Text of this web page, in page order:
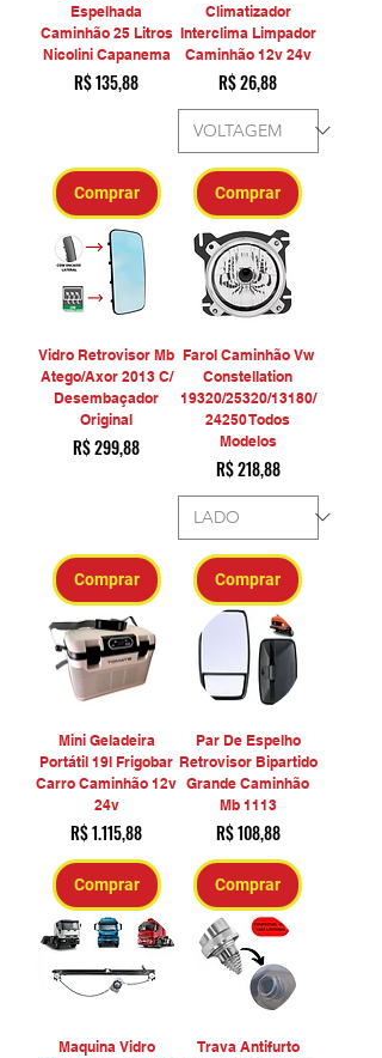
Espelhada
Caminhão 25 Litros
Nicolini Capanema
Preço
R$ 135,88
Comprar
Climatizador
Interclima Limpador
Caminhão 12v 24v
Preço
R$ 26,88
Comprar
Vidro Retrovisor Mb
Atego/Axor 2013 C/
Desembaçador
Original
Preço
R$ 299,88
Comprar
Farol Caminhão Vw
Constellation
19320/25320/13180/
24250 Todos
Modelos
Preço
R$ 218,88
Comprar
Mini Geladeira
Portátil 19l Frigobar
Carro Caminhão 12v
24v
Preço
R$ 1.115,88
Comprar
Par De Espelho
Retrovisor Bipartido
Grande Caminhão
Mb 1113
Preço
R$ 108,88
Comprar
Maquina Vidro
Trava Antifurto